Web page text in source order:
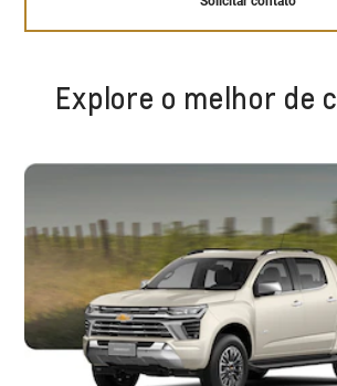
Explore o melhor de